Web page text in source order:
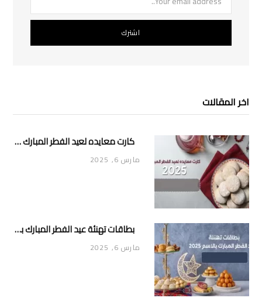
اخر المقالات
كارت معايده لعيد الفطر المبارك 2025
مارس 6, 2025
بطاقات تهنئة عيد الفطر المبارك بالاسم 2025
مارس 6, 2025